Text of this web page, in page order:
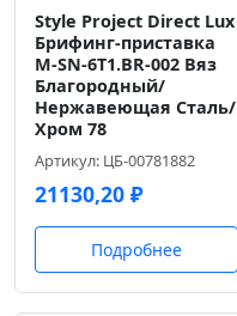
Style Project Direct Lux
Брифинг-приставка
M-SN-6T1.BR-002 Вяз
Благородный/
Нержавеющая Сталь/
Хром 78
Артикул: ЦБ-00781882
21130,20 ₽
Подробнее